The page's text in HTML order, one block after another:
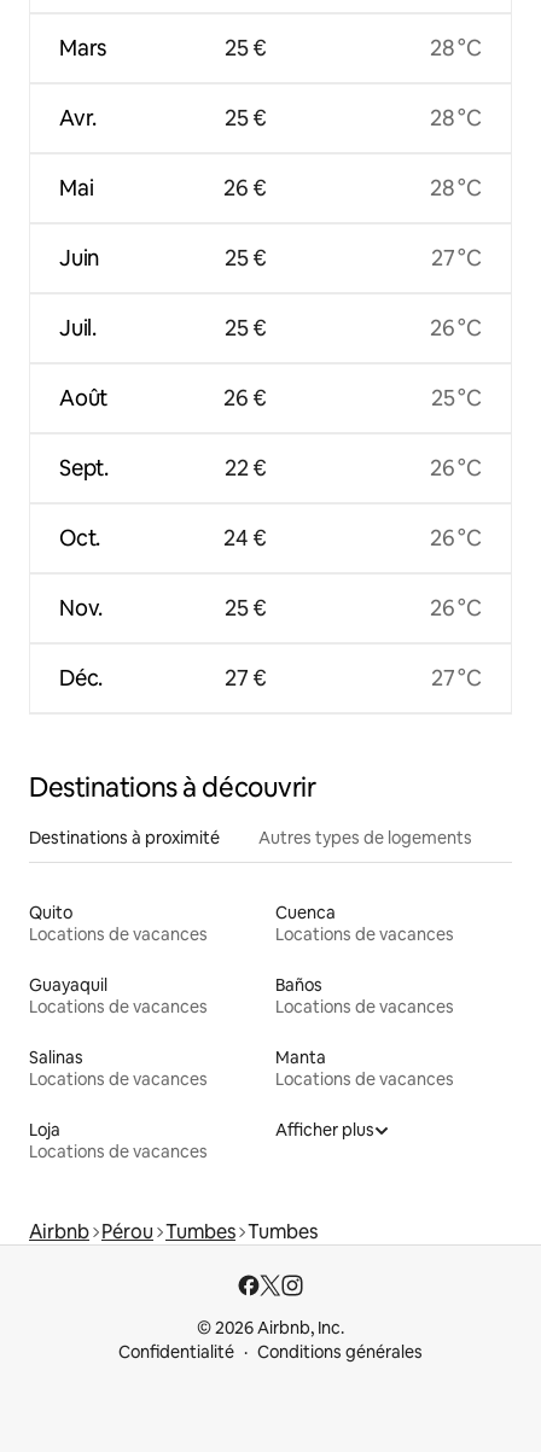
Mars
Avr.
Mai
Juin
Juil.
Août
Sept.
Oct.
Nov.
Déc.
25 €
25 €
26 €
25 €
25 €
26 €
22 €
24 €
25 €
27 €
28 °C
28 °C
28 °C
27 °C
26 °C
25 °C
26 °C
26 °C
26 °C
27 °C
Destinations à découvrir
Destinations à proximité Autres types de logements
Quito
Locations de vacances
Cuenca
Locations de vacances
Guayaquil
Locations de vacances
Baños
Locations de vacances
Salinas
Locations de vacances
Manta
Locations de vacances
Loja
Locations de vacances
Afficher plus
Airbnb Pérou Tumbes Tumbes
© 2026 Airbnb, Inc.
Confidentialité
Conditions générales